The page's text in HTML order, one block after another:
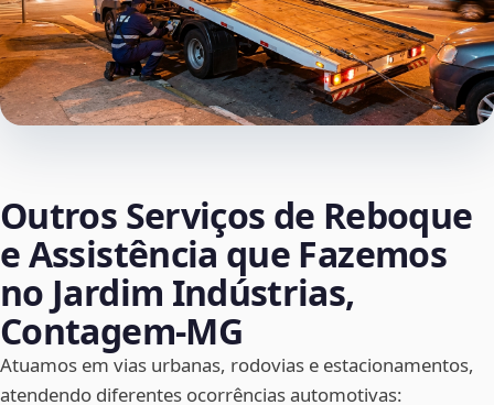
Outros Serviços de Reboque
e Assistência que Fazemos
no Jardim Indústrias,
Contagem‑MG
Atuamos em vias urbanas, rodovias e estacionamentos,
atendendo diferentes ocorrências automotivas: